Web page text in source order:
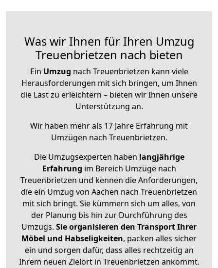
Was wir Ihnen für Ihren Umzug
Treuenbrietzen nach bieten
Ein Umzug nach Treuenbrietzen kann viele
Herausforderungen mit sich bringen, um Ihnen
die Last zu erleichtern – bieten wir Ihnen unsere
Unterstützung an.
Wir haben mehr als 17 Jahre Erfahrung mit
Umzügen nach Treuenbrietzen.
Die Umzugsexperten haben langjährige
Erfahrung im Bereich Umzüge nach
Treuenbrietzen und kennen die Anforderungen,
die ein Umzug von Aachen nach Treuenbrietzen
mit sich bringt. Sie kümmern sich um alles, von
der Planung bis hin zur Durchführung des
Umzugs. Sie organisieren den Transport Ihrer
Möbel und Habseligkeiten, packen alles sicher
ein und sorgen dafür, dass alles rechtzeitig an
Ihrem neuen Zielort in Treuenbrietzen ankommt.